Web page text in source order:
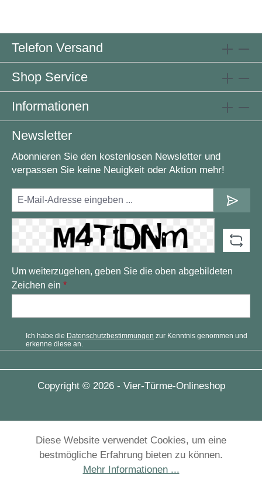
Telefon Versand
Shop Service
Informationen
Newsletter
Abonnieren Sie den kostenlosen Newsletter und
verpassen Sie keine Neuigkeit oder Aktion mehr!
Um weiterzugehen, geben Sie die oben abgebildeten
Zeichen ein *
Ich habe die Datenschutzbestimmungen zur Kenntnis genommen und
erkenne diese an.
Copyright © 2026 - Vier-Türme-Onlineshop
Diese Website verwendet Cookies, um eine
bestmögliche Erfahrung bieten zu können.
Mehr Informationen ...